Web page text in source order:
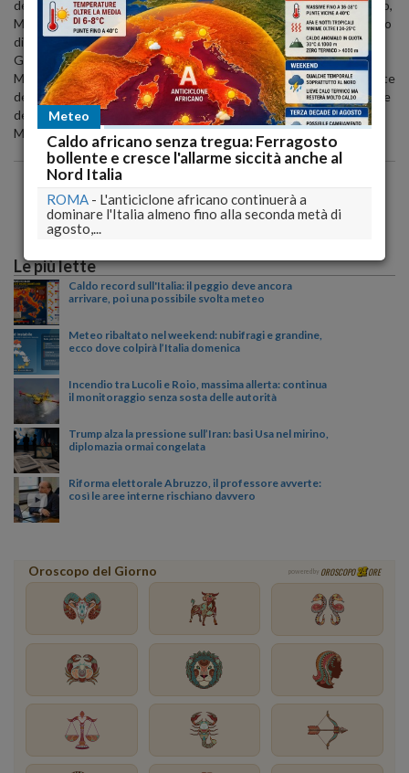
del secolo scorso. Cento anni dopo, nell´Italia delle morti sul lavoro,
Monongah rappresenta infatti un luogo della memoria e un simbolo
di lacerante attualità. L´incontro sarà coordinato da Nicoletta Di
Gregorio, presidente della Tracce. Introduzione di Donato Di
Matteo, presidente del Cram. Interventi di Mario Boyer (presidente
dell´Ires Abruzzo), Daniela D´Alimonte, Massimo Luciani (assessore
del Comune di Pescara), Renato Guarino, Andrea Mammarella,
Mauro Novelli, Ugo Perolino, Silvio Profico e Luciano Violante.
Le più lette
Caldo record sull'Italia: il peggio deve ancora
arrivare, poi una possibile svolta meteo
Meteo ribaltato nel weekend: nubifragi e grandine,
ecco dove colpirà l’Italia domenica
Incendio tra Lucoli e Roio, massima allerta: continua
il monitoraggio senza sosta delle autorità
Trump alza la pressione sull’Iran: basi Usa nel mirino,
diplomazia ormai congelata
Riforma elettorale Abruzzo, il professore avverte:
così le aree interne rischiano davvero
Oroscopo del Giorno powered by OROSCOPO ORE
Meteo
Caldo africano senza tregua: Ferragosto
bollente e cresce l'allarme siccità anche al
Nord Italia
ROMA - L'anticiclone africano continuerà a
dominare l'Italia almeno fino alla seconda metà di
agosto,...